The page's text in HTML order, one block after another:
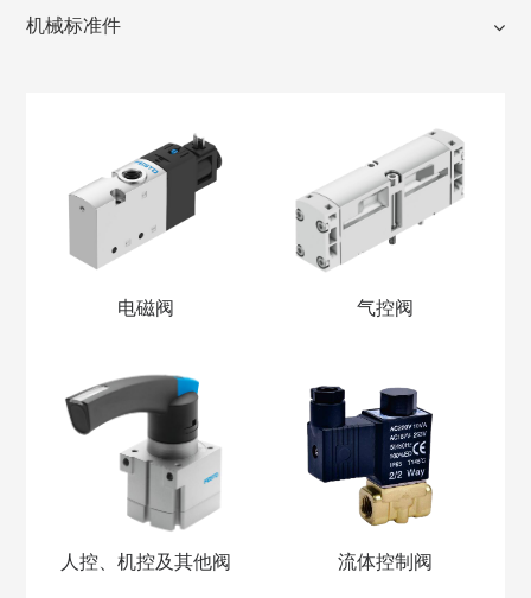
机械标准件
电磁阀 气控阀
人控、机控及其他阀 流体控制阀